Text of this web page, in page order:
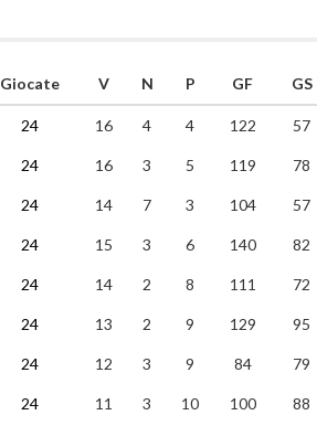
Giocate V N P GF GS
24 16 4 4 122 57
24 16 3 5 119 78
24 14 7 3 104 57
24 15 3 6 140 82
24 14 2 8 111 72
24 13 2 9 129 95
24 12 3 9 84 79
24 11 3 10 100 88